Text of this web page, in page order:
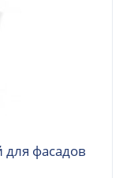
фасадов